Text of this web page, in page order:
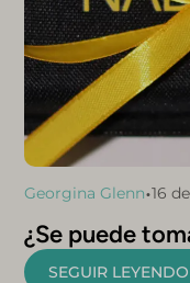
Georgina Glenn•16
¿Se puede
SEGUIR LEYENDO